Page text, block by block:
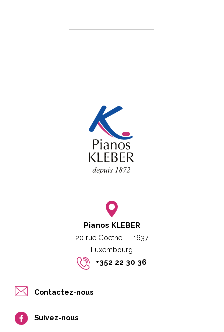
Pianos KLEBER
20 rue Goethe - L1637
Luxembourg​​
+352 22 30 36
Contactez-nous
Suivez-nous